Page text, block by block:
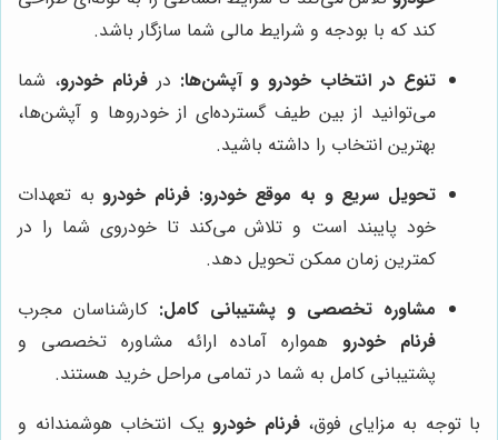
کند که با بودجه و شرایط مالی شما سازگار باشد.
تنوع در انتخاب خودرو و آپشن‌ها: درفرنام خودرو، شما
می‌توانید از بین طیف گسترده‌ای از خودروها و آپشن‌ها،
بهترین انتخاب را داشته باشید.
تحویل سریع و به موقع خودرو: فرنام خودرو به تعهدات
خود پایبند است و تلاش می‌کند تا خودروی شما را در
کمترین زمان ممکن تحویل دهد.
مشاوره تخصصی و پشتیبانی کامل: کارشناسان مجرب
فرنام خودرو همواره آماده ارائه مشاوره تخصصی و
پشتیبانی کامل به شما در تمامی مراحل خرید هستند.
با توجه به مزایای فوق،فرنام خودرو یک انتخاب هوشمندانه و